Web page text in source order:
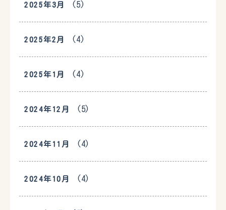
2025年3月 (5)
2025年2月 (4)
2025年1月 (4)
2024年12月 (5)
2024年11月 (4)
2024年10月 (4)